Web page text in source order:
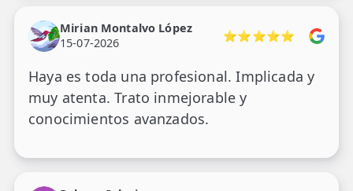
Mirian Montalvo López
15-07-2026
⭐⭐⭐⭐⭐
Haya es toda una profesional. Implicada y
muy atenta. Trato inmejorable y
conocimientos avanzados.